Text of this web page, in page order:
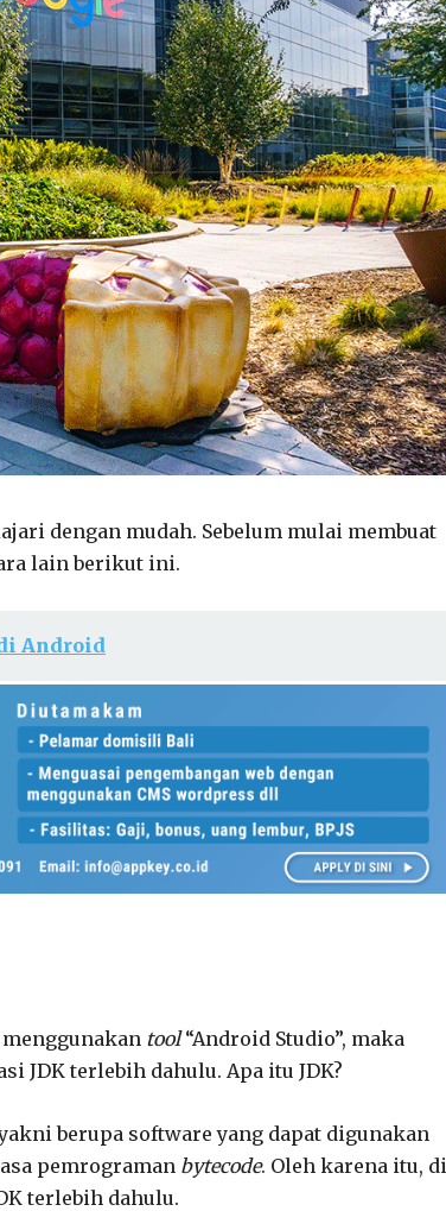
dengan mudah. Sebelum mulai membuat
lain berikut ini.
Android
tool“Android Studio”, maka
JDK terlebih dahulu. Apa itu JDK?
berupa software yang dapat digunakan
pemrograman bytecode. Oleh karena itu, di
terlebih dahulu.